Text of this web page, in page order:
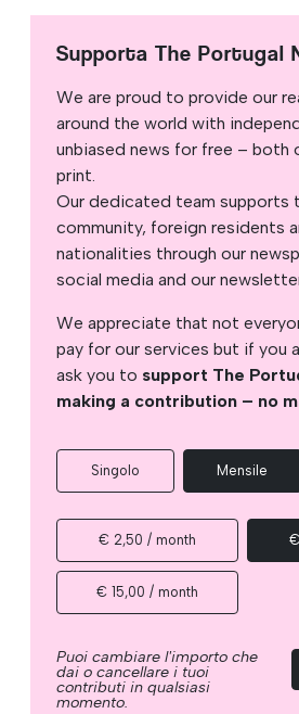
Supporta The Portugal
We are proud to provide our
around the world with
unbiased news for free – both
print.
Our dedicated team supports
community, foreign residents
nationalities through our
social media and our
We appreciate that not
pay for our services but if you
ask you to support The
making a contribution – no
Singolo Mensile
€ 2,50 / month
€ 15,00 / month
Puoi cambiare l'importo che
dai o cancellare i tuoi
contributi in qualsiasi
momento.